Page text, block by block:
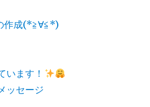
作成(*≧∀≦*)
います！
ッセージ